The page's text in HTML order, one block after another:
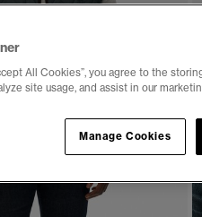
All Cookies”, you agree to the
site usage, and assist in our
Manage Cookies